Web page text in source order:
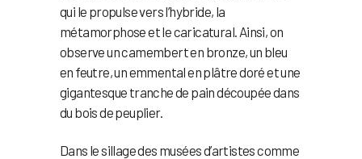
qui le propulse vers l’hybride, la
métamorphose et le caricatural. Ainsi, on
observe un camembert en bronze, un bleu
en feutre, un emmental en plâtre doré et une
gigantesque tranche de pain découpée dans
du bois de peuplier.
Dans le sillage des musées d’artistes comme